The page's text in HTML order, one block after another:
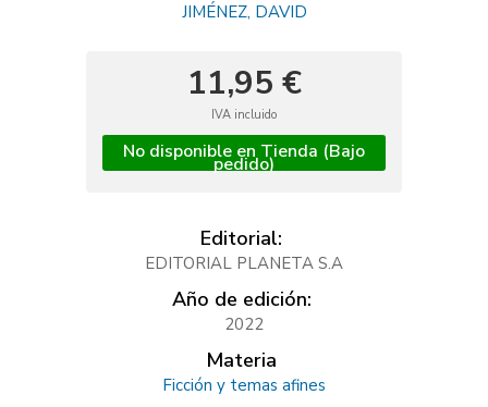
JIMÉNEZ, DAVID
11,95 €
IVA incluido
No disponible en Tienda (Bajo
pedido)
Editorial:
EDITORIAL PLANETA S.A
Año de edición:
2022
Materia
Ficción y temas afines